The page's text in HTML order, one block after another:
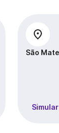
São
Simular